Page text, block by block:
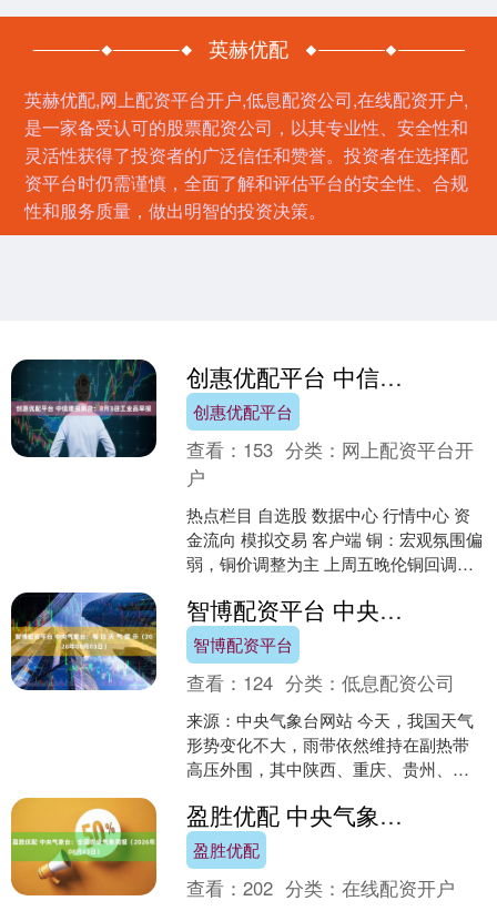
英赫优配
英赫优配,网上配资平台开户,低息配资公司,在线配资开户,
是一家备受认可的股票配资公司，以其专业性、安全性和
灵活性获得了投资者的广泛信任和赞誉。投资者在选择配
资平台时仍需谨慎，全面了解和评估平台的安全性、合规
性和服务质量，做出明智的投资决策。
创惠优配平台 中信建投期货：8月3日工业品早报
创惠优配平台
查看： 153 分类： 网上配资平台开
户
热点栏目 自选股 数据中心 行情中心 资
金流向 模拟交易 客户端 铜：宏观氛围偏
弱，铜价调整为主 上周五晚伦铜回调至
智博配资平台 中央气象台：每 日 天 气 提 示（2026年08月03日）
智博配资平台
查看： 124 分类：低息配资公司
来源：中央气象台网站 今天，我国天气
形势变化不大，雨带依然维持在副热带
高压外围，其中陕西、重庆、贵州、广
明天起，陕西、四川、重....盈胜优配 中央气象台：全国农业气象周报（2026年08月03日）
盈胜优配
查看：202 分类：在线配资开户